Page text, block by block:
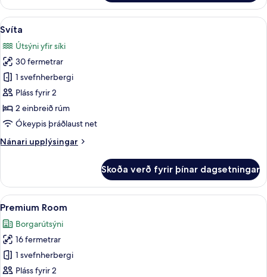
Suite
Skoða
allar
myndir
fyrir
Svíta
Svíta | Öryggishólf í herbergi,
4
Svíta
Útsýni yfir síki
30 fermetrar
1 svefnherbergi
Pláss fyrir 2
2 einbreið rúm
Ókeypis þráðlaust net
Nánari upplýsingar
Nánari
Skoða verð fyrir þínar dagsetningar
Skoða
allar
myndir
fyrir
Premium
Room
Premium Room | Öryggishólf í
5
Premium Room
Borgarútsýni
16 fermetrar
1 svefnherbergi
Pláss fyrir 2